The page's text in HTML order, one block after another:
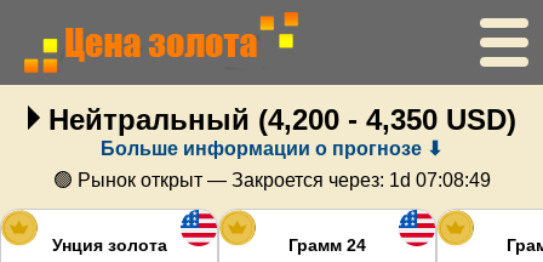
Главная
Цена золота
Цена серебра
Нейтральный (4,200 - 4,350 USD)
Больше информации о прогнозе ⬇
🟢 Рынок открыт — Закроется через: 1d 07:08:49
Унция золота Грамм 24